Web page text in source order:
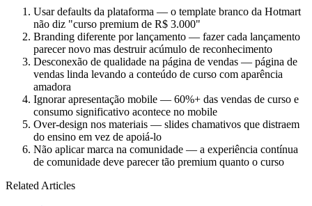
Usar defaults da plataforma — o template branco da Hotmart
não diz "curso premium de R$ 3.000"
Branding diferente por lançamento — fazer cada lançamento
parecer novo mas destruir acúmulo de reconhecimento
Desconexão de qualidade na página de vendas — página de
vendas linda levando a conteúdo de curso com aparência
amadora
Ignorar apresentação mobile — 60%+ das vendas de curso e
consumo significativo acontece no mobile
Over-design nos materiais — slides chamativos que distraem
do ensino em vez de apoiá-lo
Não aplicar marca na comunidade — a experiência contínua
de comunidade deve parecer tão premium quanto o curso
Related Articles